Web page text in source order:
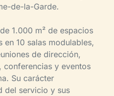
de-la-Garde.
1.000 m² de espacios
10 salas modulables,
de dirección,
conferencias y eventos
Su carácter
del servicio y sus